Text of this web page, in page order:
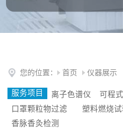
您的位置： 首页 仪器展示
服务项目 离子色谱仪
可程
验箱
口罩颗粒物过滤
效率测试仪
塑料燃烧
香脉香灸检测